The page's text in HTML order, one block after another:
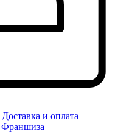
Доставка и оплата
Франшиза